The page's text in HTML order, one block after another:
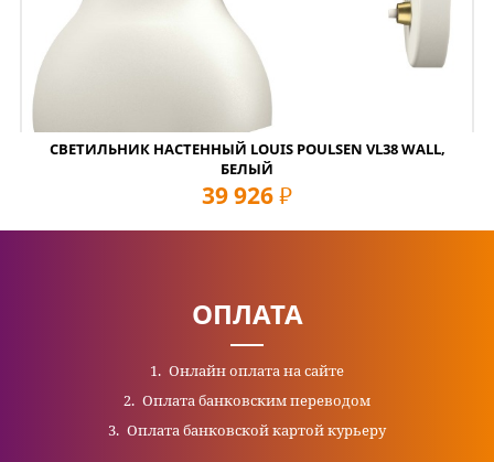
СВЕТИЛЬНИК НАСТЕННЫЙ LOUIS POULSEN VL38 WALL,
БЕЛЫЙ
39 926 руб
ОПЛАТА
Онлайн оплата на сайте
Оплата банковским переводом
Оплата банковской картой курьеру